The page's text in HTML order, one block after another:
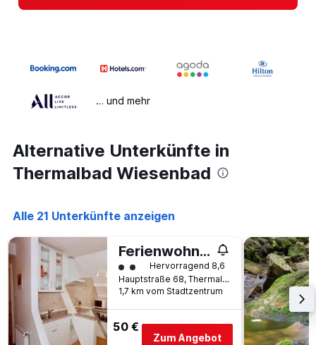
… und mehr
Alternative Unterkünfte in
Thermalbad Wiesenbad
Alle 21 Unterkünfte anzeigen
Ferienwohnung Richter
Bewertungskategorie 2
Hervorragend 8,6
Hauptstraße 68, Thermalbad Wiesenbad, Sachsen, Deutschland
1,7 km vom Stadtzentrum
50 €
Zum Angebot